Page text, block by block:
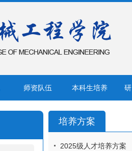
师资队伍 本科生培养
培养方案
2025级人才培养方案